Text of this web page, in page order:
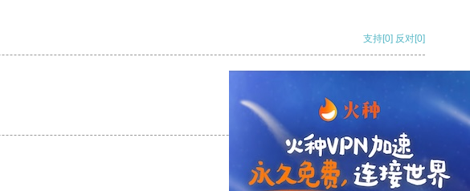
支持[0] 反对[0]
支持